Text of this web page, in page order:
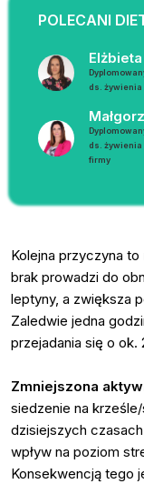
POLECANI
ds. żywienia
ds. żywienia
firmy
Kolejna przyczyna to
brak prowadzi do
leptyny, a zwiększa
Zaledwie jedna
przejadania się o ok.
Zmniejszona
siedzenie na
dzisiejszych
wpływ na poziom
Konsekwencją tego